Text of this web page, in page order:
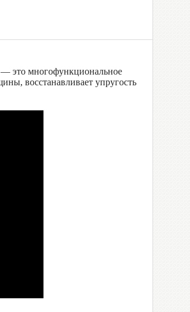
это многофункциональное
восстанавливает упругость